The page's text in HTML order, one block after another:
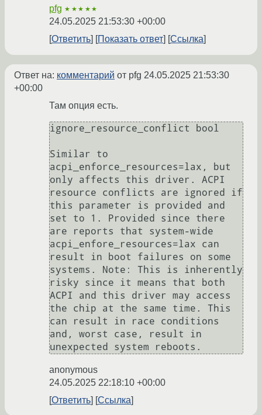
pfg ★★★★★
24.05.2025 21:53:30 +00:00
Ответить
Показать ответ Ссылка
Ответ на: комментарий от pfg 24.05.2025 21:53:30
+00:00
Там опция есть.
ignore_resource_conflict bool
Similar to
acpi_enforce_resources=lax, but
only affects this driver. ACPI
resource conflicts are ignored if
this parameter is provided and
set to 1. Provided since there
are reports that system-wide
acpi_enfore_resources=lax can
result in boot failures on some
systems. Note: This is inherently
risky since it means that both
ACPI and this driver may access
the chip at the same time. This
can result in race conditions
and, worst case, result in
anonymous
24.05.2025 22:18:10 +00:00
Ответить
Ссылка